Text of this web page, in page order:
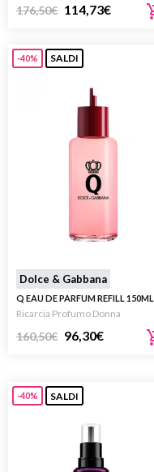
176,50€ 114,73€
-40% SALDI
Dolce & Gabbana
Q EAU DE PARFUM REFILL 150ML
Ricarcia Profumo Donna
160,50€ 96,30€
-40% SALDI